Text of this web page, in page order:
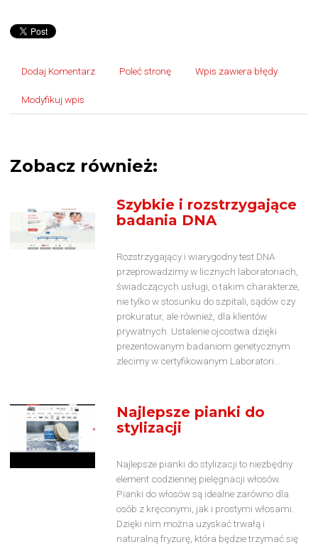
Dodaj Komentarz Poleć stronę Wpis zawiera błędy
Modyfikuj wpis
Zobacz również:
Szybkie i rozstrzygające
badania DNA
Rozstrzygający i wiarygodny test DNA
przeprowadzimy w licznych laboratoriach,
świadczących usługi, o takim charakterze,
nie tylko w stosunku do szpitali, sądów czy
prokuratur, ale również, dla klientów
prywatnych. Ustalenie ojcostwa dzięki
prezentowanym badaniom genetycznym
zlecimy w certyfikowanym Laboratori...
Najlepsze pianki do
stylizacji
Najlepsze pianki do stylizacji to niezbędny
element codziennej pielęgnacji włosów.
Pianki do włosów są idealne zarówno dla
osób z kręconymi, jak i prostymi włosami.
Dzięki nim można uzyskać trwałą i
naturalną fryzurę, która będzie trzymać się